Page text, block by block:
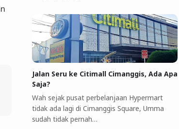
Jalan Seru ke Citimall Cimanggis, Ada Apa
Saja?
Wah sejak pusat perbelanjaan Hypermart
tidak ada lagi di Cimanggis Square, Umma
sudah tidak pernah…